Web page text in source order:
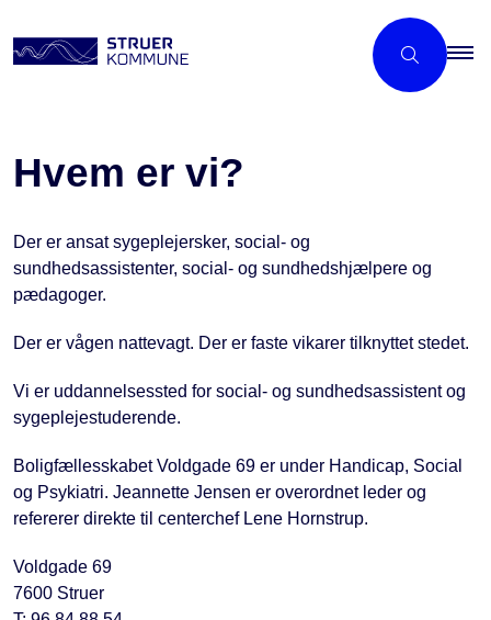
Hvem er vi?
Der er ansat sygeplejersker, social- og
sundhedsassistenter, social- og sundhedshjælpere og
pædagoger.
Der er vågen nattevagt. Der er faste vikarer tilknyttet stedet.
Vi er uddannelsessted for social- og sundhedsassistent og
sygeplejestuderende.
Boligfællesskabet Voldgade 69 er under Handicap, Social
og Psykiatri. Jeannette Jensen er overordnet leder og
refererer direkte til centerchef Lene Hornstrup.
Voldgade 69
7600 Struer